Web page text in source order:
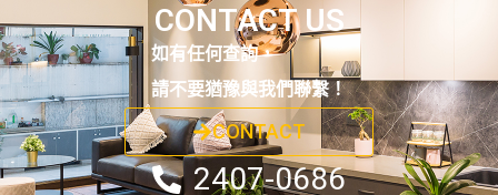
CONTACT US
如有任何查詢，
請不要猶豫與我們聯繫！
CONTACT
2407-0686